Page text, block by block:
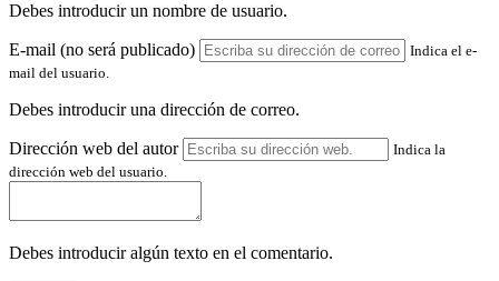
Debes introducir un nombre de usuario.
E-mail (no será publicado)
Indica el e-
mail del usuario.
Debes introducir una dirección de correo.
Dirección web del autor
Indica la
dirección web del usuario.
Debes introducir algún texto en el comentario.